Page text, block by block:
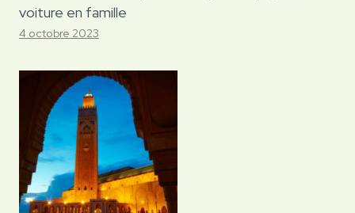
voiture en famille
4 octobre 2023